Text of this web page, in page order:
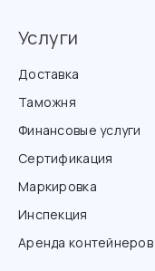
Услуги
Доставка
Таможня
Финансовые услуги
Сертификация
Маркировка
Инспекция
Аренда контейнеров